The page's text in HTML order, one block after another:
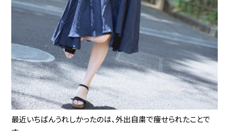
最近いちばんうれしかったのは、外出自粛で痩せられたことで